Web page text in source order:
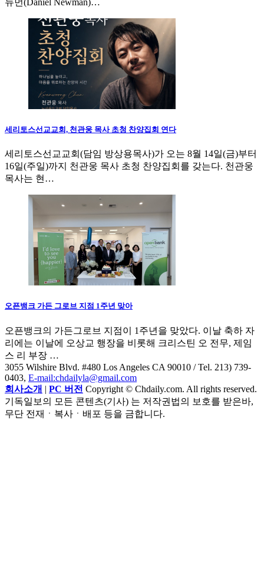
뉴먼(Daniel Newman)…
세리토스선교교회, 천관웅 목사 초청 찬양집회 연다
세리토스선교교회(담임 방상용목사)가 오는 8월 14일(금)부터
16일(주일)까지 천관웅 목사 초청 찬양집회를 갖는다. 천관웅
목사는 현…
오픈뱅크 가든 그로브 지점 1주년 맞아
오픈뱅크의 가든그로브 지점이 1주년을 맞았다. 이날 축하 자
리에는 이날에 오상교 행장을 비롯해 크리스틴 오 전무, 제임
스 리 부장 …
3055 Wilshire Blvd. #480 Los Angeles CA 90010 / Tel. 213) 739-
0403, E-mail:chdailyla@gmail.com
회사소개 | PC 버전 Copyright © Chdaily.com. All rights reserved.
기독일보의 모든 콘텐츠(기사) 는 저작권법의 보호를 받은바,
무단 전재ㆍ복사ㆍ배포 등을 금합니다.